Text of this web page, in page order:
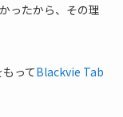
ったから、その理
ってBlackvie Tab